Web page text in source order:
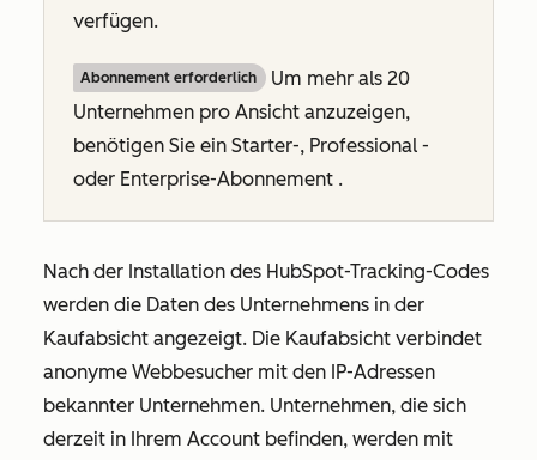
verfügen.
Abonnement erforderlich
Um mehr als 20
Unternehmen pro Ansicht anzuzeigen,
benötigen Sie ein Starter-, Professional -
oder Enterprise-Abonnement .
Nach der Installation des HubSpot-Tracking-Codes
werden die Daten des Unternehmens in der
Kaufabsicht angezeigt. Die Kaufabsicht verbindet
anonyme Webbesucher mit den IP-Adressen
bekannter Unternehmen. Unternehmen, die sich
derzeit in Ihrem Account befinden, werden mit